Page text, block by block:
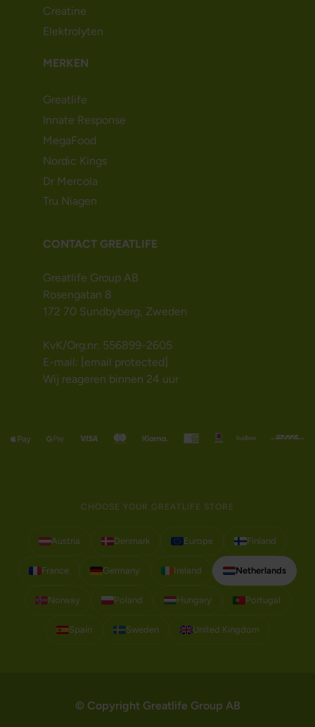
Creatine
Elektrolyten
MERKEN
Greatlife
Innate Response
MegaFood
Nordic Kings
Dr Mercola
Tru Niagen
CONTACT GREATLIFE
Greatlife Group AB
Rosengatan 8
172 70 Sundbyberg, Zweden
KvK/Org.nr: 556899-2605
E-mail: [email protected]
Wij reageren binnen 24 uur
CHOOSE YOUR GREATLIFE STORE
Austria Denmark Europe Finland
France Germany Ireland Netherlands
Norway Poland Hungary Portugal
Spain Sweden United Kingdom
© Copyright Greatlife Group AB